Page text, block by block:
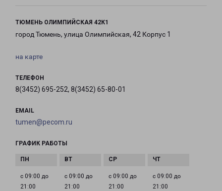
ТЮМЕНЬ ОЛИМПИЙСКАЯ 42К1
город Тюмень, улица Олимпийская, 42 Корпус 1
на карте
ТЕЛЕФОН
8(3452) 695-252, 8(3452) 65-80-01
EMAIL
tumen@pecom.ru
ГРАФИК РАБОТЫ
с 09:00 до
21:00
с 09:00 до
21:00
с 09:00 до
21:00
с 09:00 до
21:00